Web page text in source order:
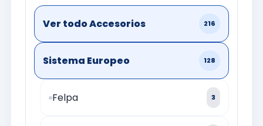
Ver todo Accesorios 216
Sistema Europeo 128
Felpa 3